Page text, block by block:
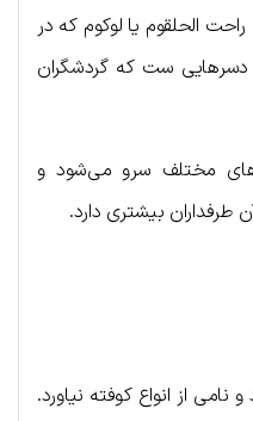
الحلقوم یا لوکوم که در
دسرهایی ست که گردشگران
مختلف سرو می‌شود و
بیشتری دارد.
از انواع کوفته نیاورد.